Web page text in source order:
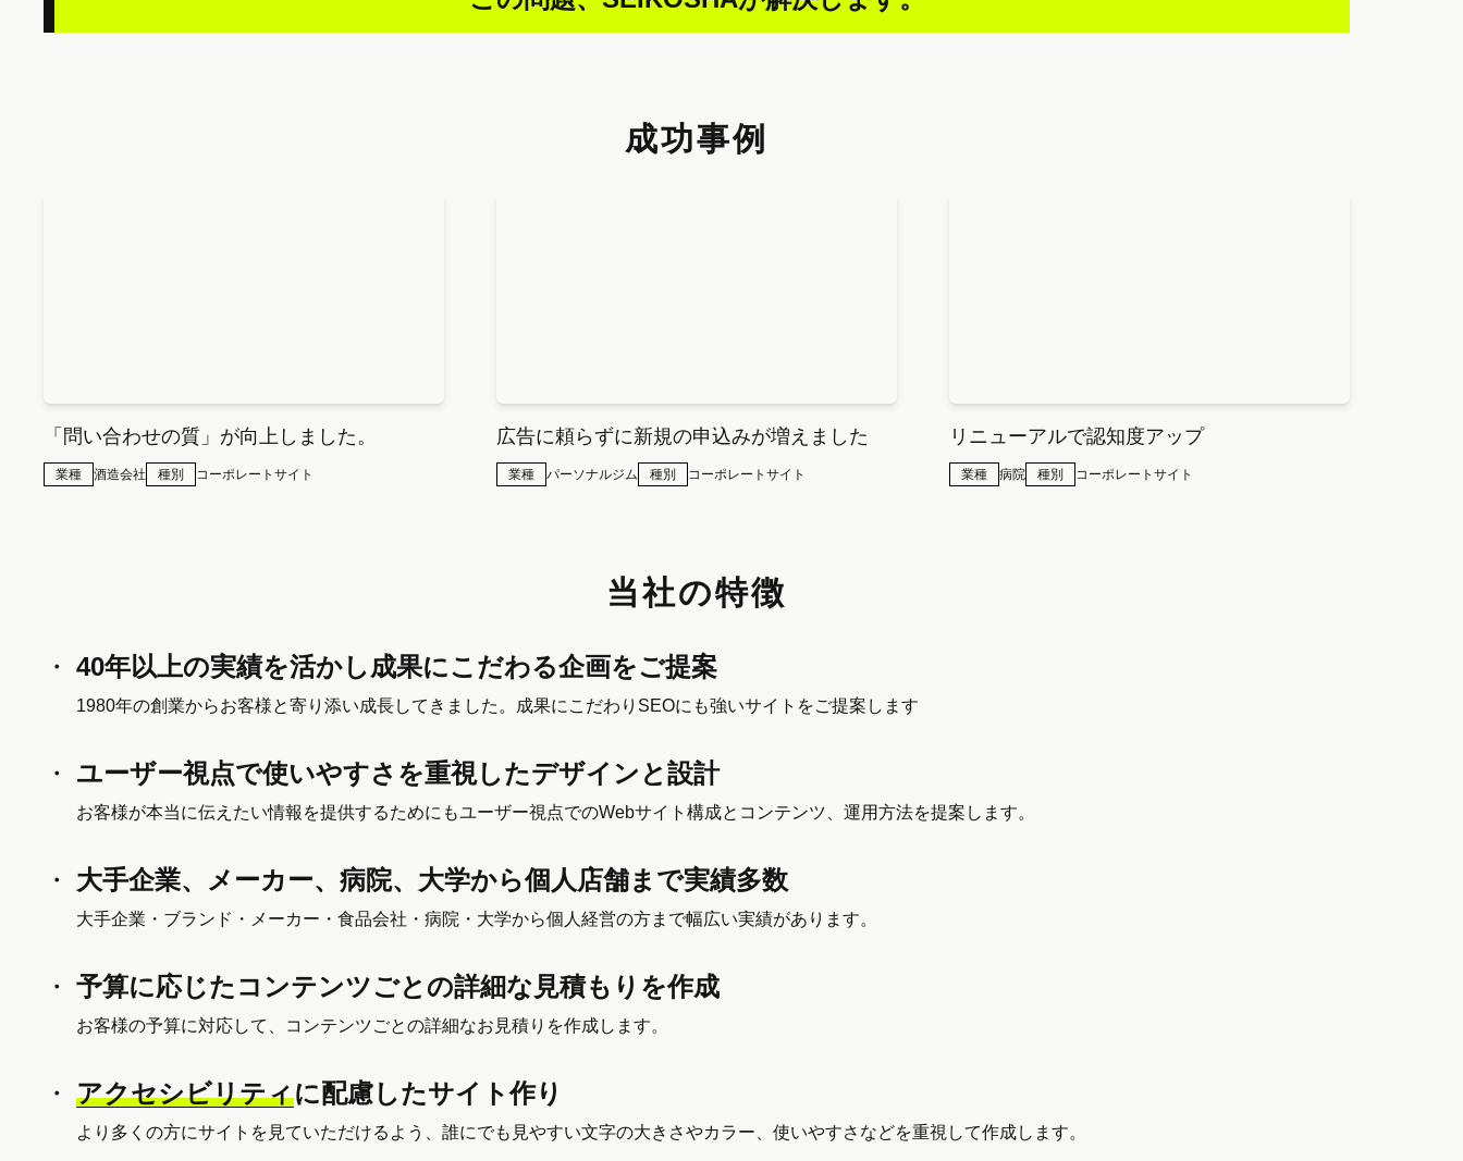
成功事例
「問い合わせの質」が向上しました。
業種 酒造会社 種別 コーポレートサイト
広告に頼らずに新規の申込みが増えました
業種 パーソナルジム 種別 コーポレートサイト
リニューアルで認知度アップ
業種 病院 種別 コーポレートサイト
当社の特徴
40年以上の実績を活かし成果にこだわる企画をご提案
1980年の創業からお客様と寄り添い成長してきました。成果にこだわりSEOにも強いサイトをご提案します
ユーザー視点で使いやすさを重視したデザインと設計
お客様が本当に伝えたい情報を提供するためにもユーザー視点でのWebサイト構成とコンテンツ、運用方法を提案します。
大手企業、メーカー、 病院、大学から個人店舗まで実績多数
大手企業・ブランド・メーカー・食品会社・病院・大学から個人経営の方まで幅広い実績があります。
予算に応じたコンテンツごとの詳細な見積もりを作成
お客様の予算に対応して、コンテンツごとの詳細なお見積りを作成します。
アクセシビリティに配慮したサイト作り
より多くの方にサイトを見ていただけるよう、誰にでも見やすい文字の大きさやカラー、使いやすさなどを重視して作成します。